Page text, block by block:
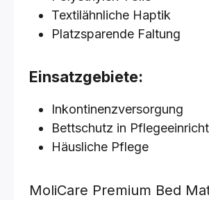
Textilähnliche Haptik
Platzsparende Faltung
Einsatzgebiete:
Inkontinenzversorgung
Bettschutz in
Häusliche Pflege
MoliCare Premium Bed